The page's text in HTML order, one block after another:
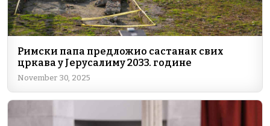
Римски папа предложио састанак свих
цркава у Јерусалиму 2033. године
November 30, 2025